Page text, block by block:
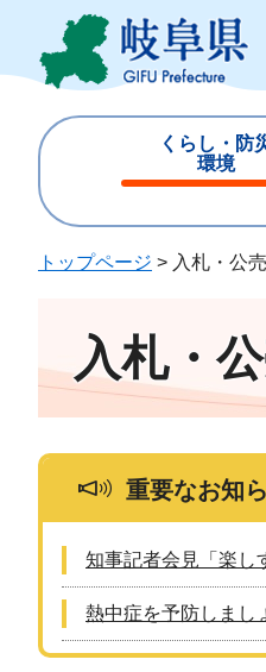
ジ
ュ
くらし・防
環境
じ
トップページ > 入札・公売
入札・
重要なお知
知事記者会見「楽し
熱中症を予防しまし